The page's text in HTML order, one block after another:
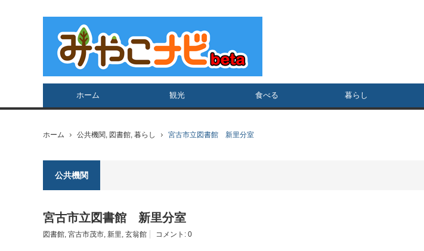
ホーム 観光 食べる 暮らし
ホーム 公共機関, 図書館, 暮らし 宮古市立図書館 新里分室
公共機関
宮古市立図書館 新里分室
図書館, 宮古市茂市, 新里, 玄翁館 コメント: 0